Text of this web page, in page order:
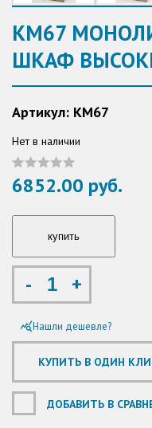
КМ67
ШКАФ
Артикул: КМ67
Нет в наличии
6852.00 руб.
- +
query_statsНашли дешевле?
ДОБАВИТЬ В